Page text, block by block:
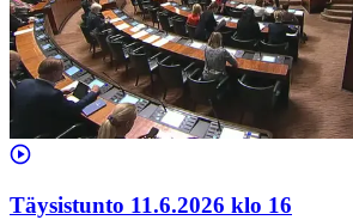
Täysistunto 11.6.2026 klo 16